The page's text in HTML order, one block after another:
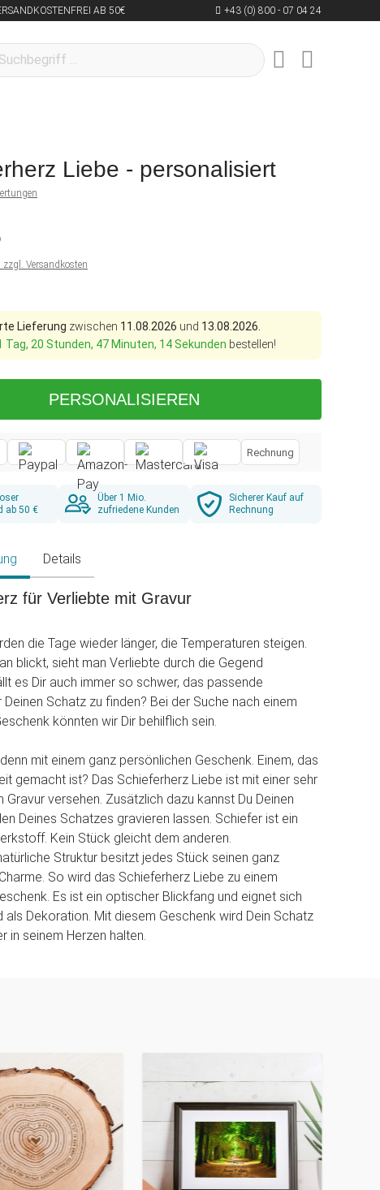
AB 50€ +43 (0) 800 - 07 04 24
Liebe - personalisiert
zzgl. Versandkosten
Lieferung zwischen 11.08.2026 und 13.08.2026.
Tag, 20 Stunden, 47 Minuten, 13 Sekunden bestellen!
PERSONALISIEREN
Rechnung
ab 50 €
Über 1 Mio.
zufriedene Kunden
Sicherer Kauf auf
Rechnung
Details
für Verliebte mit Gravur
die Tage wieder länger, die Temperaturen steigen.
blickt, sieht man Verliebte durch die Gegend
es Dir auch immer so schwer, das passende
Deinen Schatz zu finden? Bei der Suche nach einem
könnten wir Dir behilflich sein.
mit einem ganz persönlichen Geschenk. Einem, das
gemacht ist? Das Schieferherz Liebe ist mit einer sehr
Gravur versehen. Zusätzlich dazu kannst Du Deinen
Deines Schatzes gravieren lassen. Schiefer ist ein
Kein Stück gleicht dem anderen.
Struktur besitzt jedes Stück seinen ganz
So wird das Schieferherz Liebe zu einem
Es ist ein optischer Blickfang und eignet sich
als Dekoration. Mit diesem Geschenk wird Dein Schatz
in seinem Herzen halten.